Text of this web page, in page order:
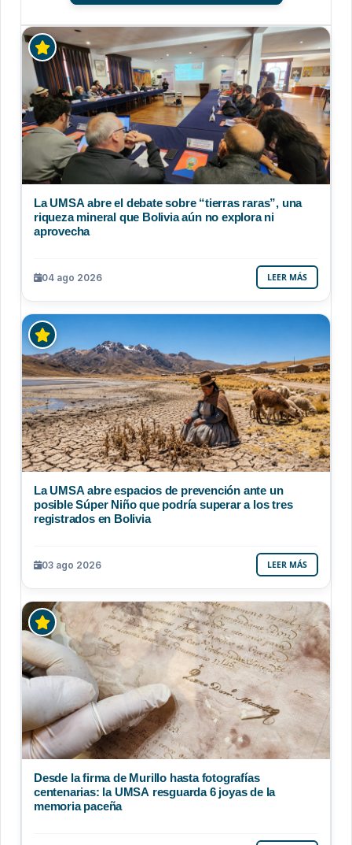
La UMSA abre el debate sobre “tierras raras”, una
riqueza mineral que Bolivia aún no explora ni
aprovecha
04 ago 2026 LEER MÁS
La UMSA abre espacios de prevención ante un
posible Súper Niño que podría superar a los tres
registrados en Bolivia
03 ago 2026 LEER MÁS
Desde la firma de Murillo hasta fotografías
centenarias: la UMSA resguarda 6 joyas de la
memoria paceña